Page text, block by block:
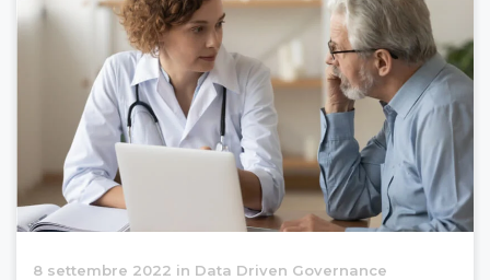
8 settembre 2022 in Data Driven Governance